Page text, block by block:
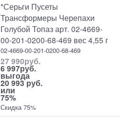
*Серьги Пусеты
Трансформеры Черепахи
Голубой Топаз арт. 02-4669-
00-201-0200-68-469 вес 4,55 г
02-4669-00-201-0200-68-469
27 990руб.
6 997руб.
выгода
20 993 руб.
или
75%
Скидка 75%